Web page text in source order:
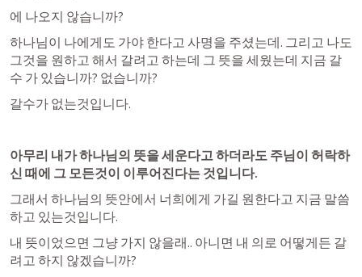
에 나오지 않습니까?
하나님이 나에게도 가야 한다고 사명을 주셨는데. 그리고 나도
그것을 원하고 해서 갈려고 하는데 그 뜻을 세웠는데 지금 갈
수 가 있습니까? 없습니까?
갈수가 없는것입니다.
아무리 내가 하나님의 뜻을 세운다고 하더라도 주님이 허락하
신 때에 그 모든것이 이루어진다는 것입니다.
그래서 하나님의 뜻안에서 너희에게 가길 원한다고 지금 말씀
하고 있는것입니다.
내 뜻이었으면 그냥 가지 않을래.. 아니면 내 의로 어떻게든 갈
려고 하지 않겠습니까?